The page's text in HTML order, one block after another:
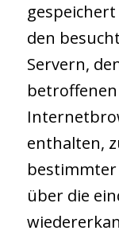
den
Servern,
enthalten,
über die